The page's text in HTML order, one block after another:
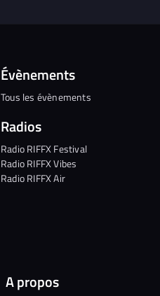
Évènements
Tous les évènements
Radios
Radio RIFFX Festival
Radio RIFFX Vibes
Radio RIFFX Air
A propos